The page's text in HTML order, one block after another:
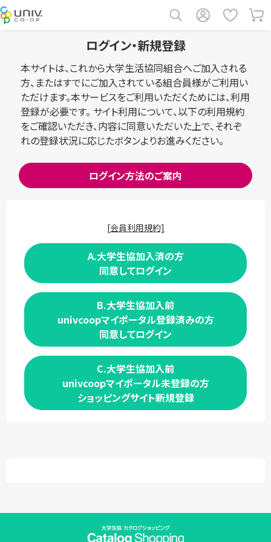
ログイン・新規登録
本サイトは、これから大学生活協同組合へご加入される
方、またはすでにご加入されている組合員様がご利用い
ただけます。本サービスをご利用いただくためには、利用
登録が必要です。 サイト利用について、以下の利用規約
をご確認いただき、内容に同意いただいた上で、それぞ
れの登録状況に応じたボタンよりお進みください。
ログイン方法のご案内
[会員利用規約]
A.大学生協加入済の方
同意してログイン
B.大学生協加入前
univcoopマイポータル登録済みの方
同意してログイン
C.大学生協加入前
univcoopマイポータル未登録の方
ショッピングサイト新規登録